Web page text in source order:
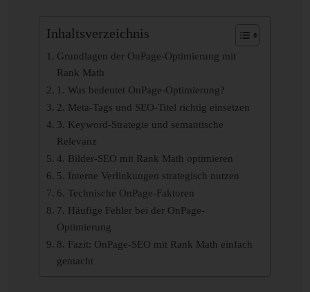
Inhaltsverzeichnis
Grundlagen der OnPage-Optimierung mit
Rank Math
1. Was bedeutet OnPage-Optimierung?
2. Meta-Tags und SEO-Titel richtig einsetzen
3. Keyword-Strategie und semantische
Relevanz
4. Bilder-SEO mit Rank Math optimieren
5. Interne Verlinkungen strategisch nutzen
6. Technische OnPage-Faktoren
7. Häufige Fehler bei der OnPage-
Optimierung
8. Fazit: OnPage-SEO mit Rank Math einfach
gemacht